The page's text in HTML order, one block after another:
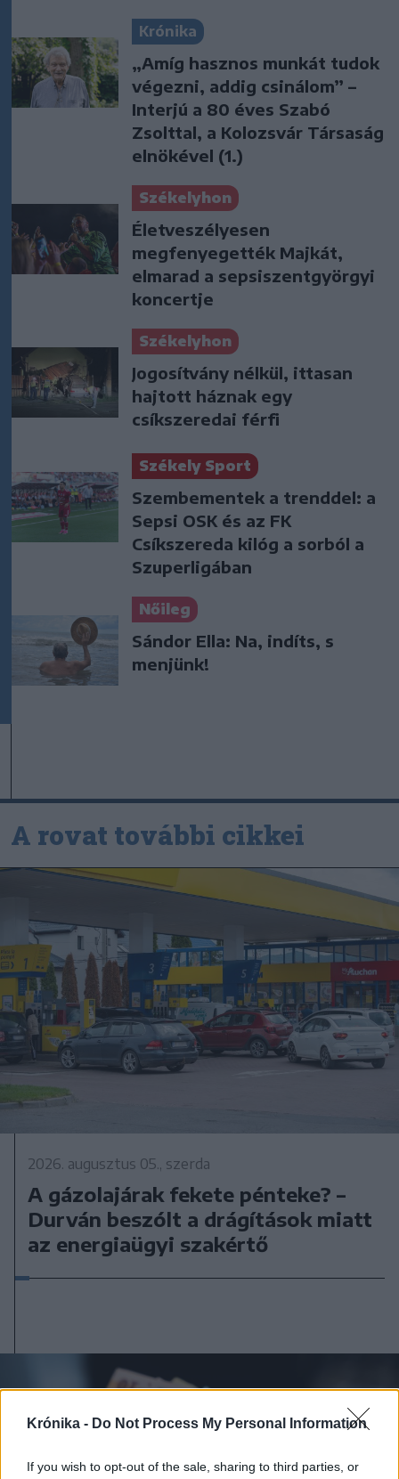
Krónika - Do Not Process My Personal Information
If you wish to opt-out of the sale, sharing to third parties, or
Krónika
„Amíg hasznos munkát tudok
végezni, addig csinálom” –
Interjú a 80 éves Szabó
Zsolttal, a Kolozsvár Társaság
elnökével (1.)
Székelyhon
Életveszélyesen
megfenyegették Majkát,
elmarad a sepsiszentgyörgyi
koncertje
Székelyhon
Jogosítvány nélkül, ittasan
hajtott háznak egy
csíkszeredai férfi
Székely Sport
Szembementek a trenddel: a
Sepsi OSK és az FK
Csíkszereda kilóg a sorból a
Szuperligában
Nőileg
Sándor Ella: Na, indíts, s
menjünk!
A rovat további cikkei
2026. augusztus 05., szerda
A gázolajárak fekete pénteke? –
Durván beszólt a drágítások miatt
az energiaügyi szakértő